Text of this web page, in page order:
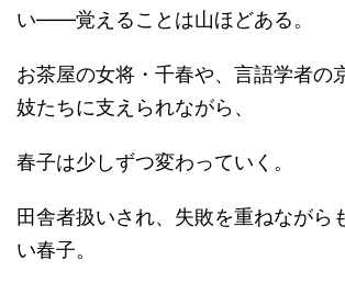
い――覚えることは山ほどある。
お茶屋の女将・千春や、言語学者の
妓たちに支えられながら、
春子は少しずつ変わっていく。
田舎者扱いされ、失敗を重ねながら
い春子。